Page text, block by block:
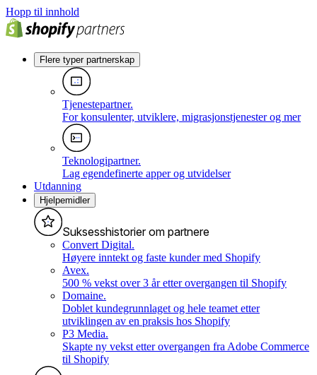
Hopp til innhold
Flere typer partnerskap
Tjenestepartner.
For konsulenter, utviklere, migrasjonstjenester og mer
Teknologipartner.
Lag egendefinerte apper og utvidelser
Utdanning
Hjelpemidler
Suksesshistorier om partnere
Convert Digital.
Høyere inntekt og faste kunder med Shopify
Avex.
500 % vekst over 3 år etter overgangen til Shopify
Domaine.
Doblet kundegrunnlaget og hele teamet etter
utviklingen av en praksis hos Shopify
P3 Media.
Skapte ny vekst etter overgangen fra Adobe Commerce
til Shopify